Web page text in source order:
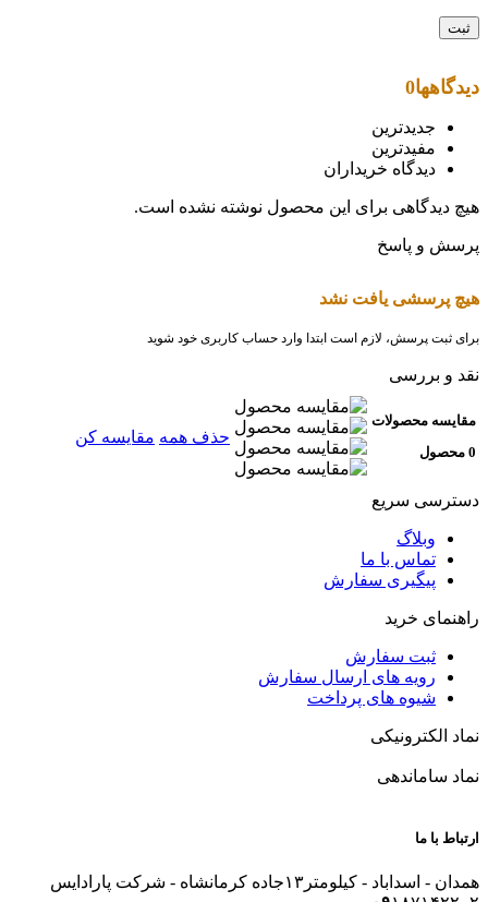
دیدگاهها0
جدیدترین
مفیدترین
دیدگاه خریداران
هیچ دیدگاهی برای این محصول نوشته نشده است.
پرسش و پاسخ
هیچ پرسشی یافت نشد
برای ثبت پرسش، لازم است ابتدا وارد حساب کاربری خود شوید
نقد و بررسی
مقایسه محصولات
0 محصول
حذف همه مقایسه کن
دسترسی سریع
وبلاگ
تماس با ما
پیگیری سفارش
راهنمای خرید
ثبت سفارش
رویه های ارسال سفارش
شیوه های پرداخت
نماد الکترونیکی
نماد ساماندهی
ارتباط با ما
همدان - اسداباد - کیلومتر۱۳جاده کرمانشاه - شرکت پارادایس